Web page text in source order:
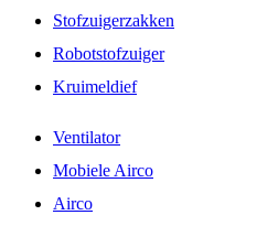
Stofzuigerzakken
Robotstofzuiger
Kruimeldief
Ventilator
Mobiele Airco
Airco